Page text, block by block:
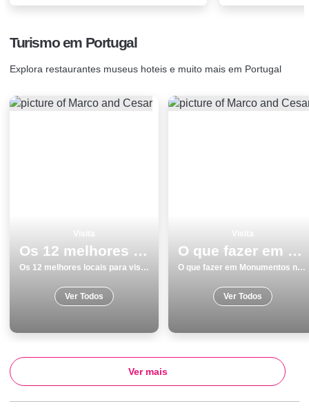
Turismo em Portugal
Explora restaurantes museus hoteis e muito mais em Portugal
Os 12 melhores locais para visitar em SantarÃ©m
Os 12 melhores locais para visitar em SantarÃ©m
Ver Todos
O que fazer em Monumentos no Porto os 8 melhores sitios para visitar
O que fazer em Monumentos no Porto os 8 melhores sitios para visitar
Ver Todos
Ver mais